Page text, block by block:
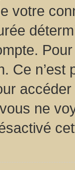
votre
Ce
ne